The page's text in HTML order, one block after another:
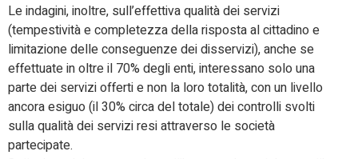
Le indagini, inoltre, sull’effettiva qualità dei servizi
(tempestività e completezza della risposta al cittadino e
limitazione delle conseguenze dei disservizi), anche se
effettuate in oltre il 70% degli enti, interessano solo una
parte dei servizi offerti e non la loro totalità, con un livello
ancora esiguo (il 30% circa del totale) dei controlli svolti
sulla qualità dei servizi resi attraverso le società
partecipate.